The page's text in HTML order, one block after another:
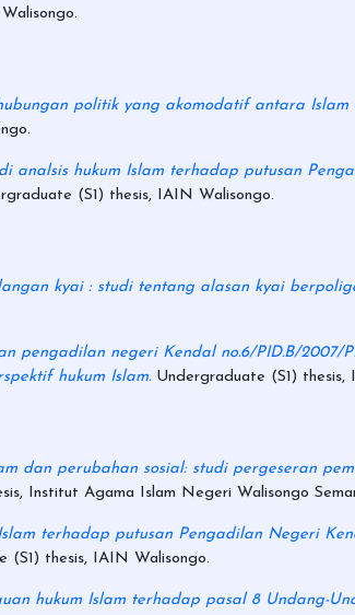
politik yang akomodatif antara
analsis hukum Islam terhadap putusan
(S1) thesis, IAIN Walisongo.
kyai : studi tentang alasan kyai
pengadilan negeri Kendal no.6/PID.B/
hukum Islam. Undergraduate (S1) thesis,
dan perubahan sosial: studi pergeseran
Institut Agama Islam Negeri Walisongo
terhadap putusan Pengadilan Negeri
(S1) thesis, IAIN Walisongo.
hukum Islam terhadap pasal 8 Undang-